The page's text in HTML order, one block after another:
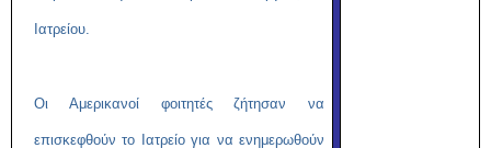
Ιατρείου.
Οι Αμερικανοί φοιτητές ζήτησαν να
επισκεφθούν το Ιατρείο για να ενημερωθούν